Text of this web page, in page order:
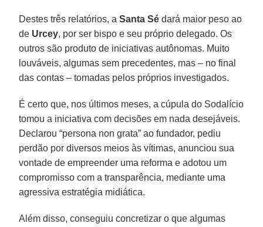
Destes três relatórios, aSanta Sé dará maior peso ao
de Urcey, por ser bispo e seu próprio delegado. Os
outros são produto de iniciativas autônomas. Muito
louváveis, algumas sem precedentes, mas – no final
das contas – tomadas pelos próprios investigados.
É certo que, nos últimos meses, a cúpula do Sodalício
tomou a iniciativa com decisões em nada desejáveis.
Declarou “persona non grata” ao fundador, pediu
perdão por diversos meios às vítimas, anunciou sua
vontade de empreender uma reforma e adotou um
compromisso com a transparência, mediante uma
agressiva estratégia midiática.
Além disso, conseguiu concretizar o que algumas